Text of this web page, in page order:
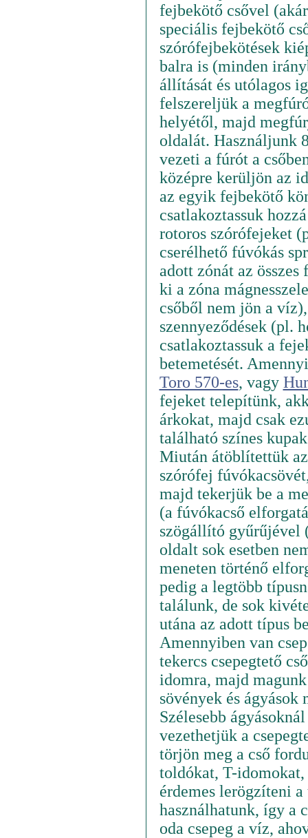
fejbekötő csővel
speciális fejbekötő
szórófejbekötések
balra is (minden
állítását és utólagos
felszereljük a
helyétől, majd
oldalát. Használjunk
vezeti a fúrót a
középre kerüljön az
az egyik fejbekötő
csatlakoztassuk
rotoros szórófejeket
cserélhető fúvókás
adott zónát az
ki a zóna
csőből nem jön a
szennyeződések (pl.
csatlakoztassuk a
betemetését.
Toro 570-es, vagy
fejeket telepítünk,
árkokat, majd csak
található színes
Miután átöblítettük
szórófej
majd tekerjük be a
(a fúvókacső
szögállító gyűrűjével
oldalt sok esetben
meneten történő
pedig a legtöbb
találunk, de sok
utána az adott típus
Amennyiben van
tekercs csepegtető
idomra, majd
sövények és ágyások
Szélesebb
vezethetjük a
törjön meg a cső
toldókat, T-idomokat,
érdemes lerögzíteni
használhatunk, így a
oda csepeg a víz,